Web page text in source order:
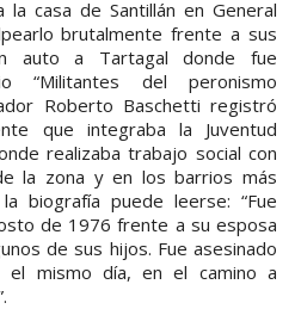
la casa de Santillán en General
brutalmente frente a sus
auto a Tartagal donde fue
“Militantes del peronismo
Roberto Baschetti registró
que integraba la Juventud
realizaba trabajo social con
la zona y en los barrios más
biografía puede leerse: “Fue
de 1976 frente a su esposa
de sus hijos. Fue asesinado
el mismo día, en el camino a